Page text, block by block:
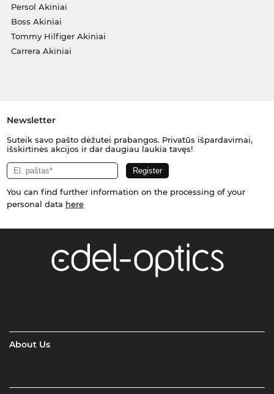
Persol Akiniai
Boss Akiniai
Tommy Hilfiger Akiniai
Carrera Akiniai
Newsletter
Suteik savo pašto dėžutei prabangos. Privatūs išpardavimai,
išskirtinės akcijos ir dar daugiau laukia tavęs!
You can find further information on the processing of your
personal data here
About Us